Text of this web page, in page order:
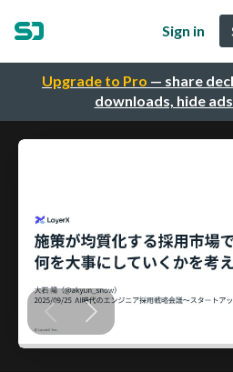
Upgrade to Pro — share
downloads, hide
Sign in